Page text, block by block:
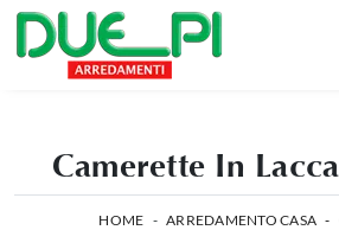
Camerette In
HOME - ARREDAMENTO CASA -